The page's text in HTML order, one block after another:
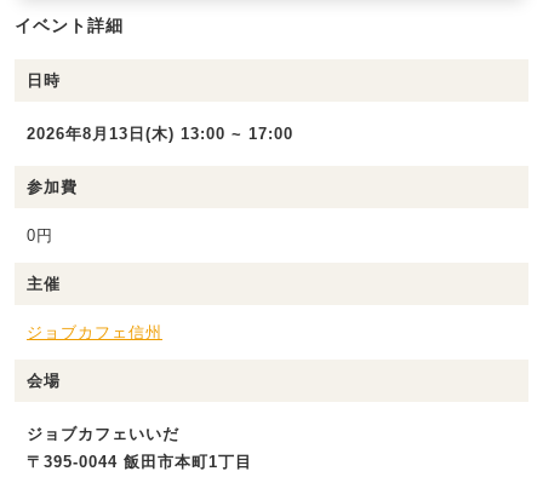
イベント詳細
日時
2026年8月13日(木) 13:00 ~ 17:00
参加費
0円
主催
ジョブカフェ信州
会場
ジョブカフェいいだ
〒395-0044 飯田市本町1丁目